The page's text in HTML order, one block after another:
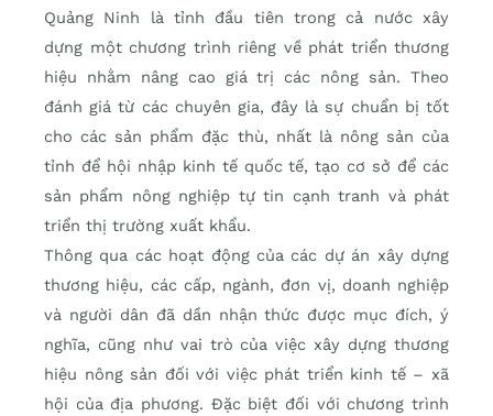
Quảng Ninh là tỉnh đầu tiên trong cả nước xây
dựng một chương trình riêng về phát triển thương
hiệu nhằm nâng cao giá trị các nông sản. Theo
đánh giá từ các chuyên gia, đây là sự chuẩn bị tốt
cho các sản phẩm đặc thù, nhất là nông sản của
tỉnh để hội nhập kinh tế quốc tế, tạo cơ sở để các
sản phẩm nông nghiệp tự tin cạnh tranh và phát
triển thị trường xuất khẩu.
Thông qua các hoạt động của các dự án xây dựng
thương hiệu, các cấp, ngành, đơn vị, doanh nghiệp
và người dân đã dần nhận thức được mục đích, ý
nghĩa, cũng như vai trò của việc xây dựng thương
hiệu nông sản đối với việc phát triển kinh tế – xã
hội của địa phương. Đặc biệt đối với chương trình